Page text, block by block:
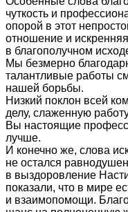
чуткость и
опорой в этот
отношение и
в благополучном
Мы безмерно
талантливые работы
нашей борьбы.
Низкий поклон всей
делу, слаженную
Вы настоящие
лучше.
И конечно же, слова
не остался
в выздоровление
показали, что в мире
и взаимопомощи.